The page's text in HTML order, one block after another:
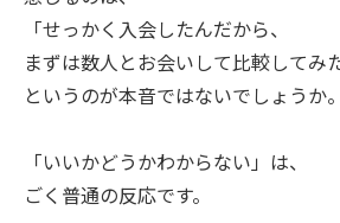
「せっかく入会したんだから、
まずは数人とお会いして比較してみ
というのが本音ではないでしょうか。
「いいかどうかわからない」は、
ごく普通の反応です。